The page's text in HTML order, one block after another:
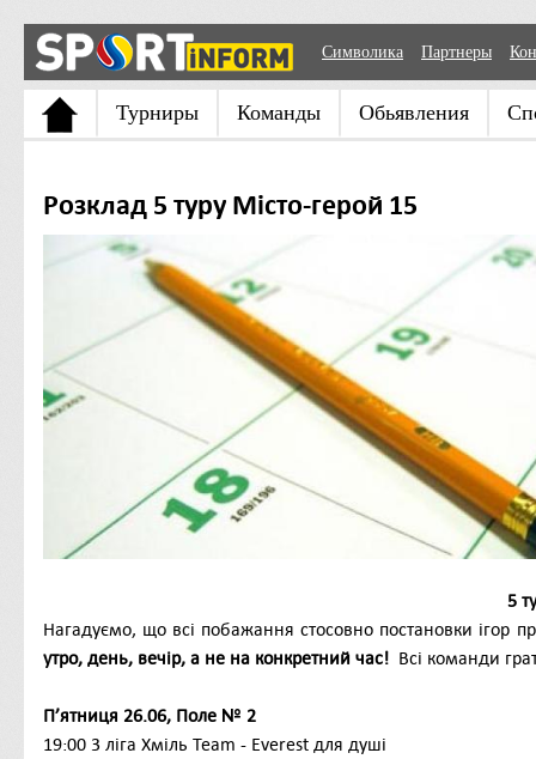
Символика Партнеры
Турниры Команды Обьявления
Розклад 5 туру Місто-герой 15
5
Нагадуємо, що всі побажання стосовно постановки ігор
утро, день, вечір, а не на конкретний час! Всі команди
П’ятниця 26.06, Поле № 2
19:00 3 ліга Хміль Team - Everest для душі